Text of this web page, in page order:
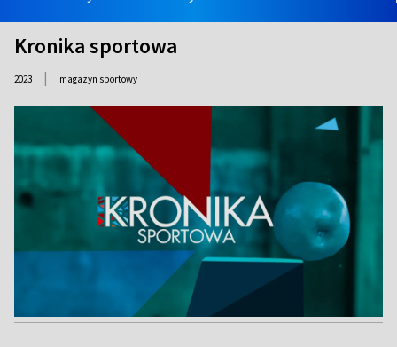
Kronika sportowa
2023 | magazyn sportowy